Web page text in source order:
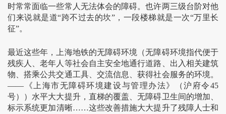
时常常面临一些常人无法体会的障碍。也许两三级台阶对他
们来说就是道“跨不过去的坎”，一段楼梯就是一次“万里长
征”。
最近这些年，上海地铁的无障碍环境（无障碍环境指代便于
残疾人、老年人等社会自主安全地通行道路、出入相关建筑
物、搭乘公共交通工具、交流信息、获得社会服务的环境。
——《上海市无障碍环境建设与管理办法》（沪府令45
号））水平大大提升，直梯的覆盖、无障碍卫生间的增加、
标示系统更加清晰……这些改善措施大大提升了残障人士和